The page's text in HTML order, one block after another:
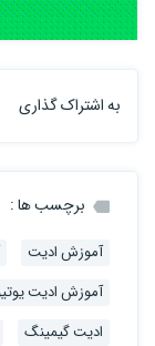
به اشتراک گذاری
برچسب ها :
آموزش ادیت
آموزش ادیت
ادیت گیمینگ